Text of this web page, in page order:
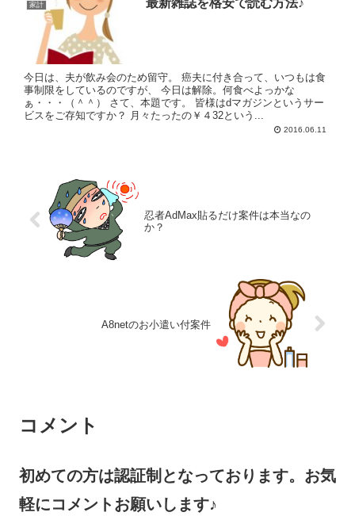
家計
今日は、夫が飲み会のため留守。 癌夫に付き合って、いつもは食
事制限をしているのですが、 今日は解除。何食べよっかな
ぁ・・・（＾＾） さて、本題です。 皆様はdマガジンというサー
ビスをご存知ですか？ 月々たったの￥４32という...
2016.06.11
忍者AdMax貼るだけ案件は本当なの
か？
A8netのお小遣い付案件
コメント
初めての方は認証制となっております。お気
軽にコメントお願いします♪